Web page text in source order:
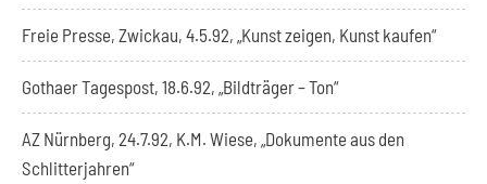
Freie Presse, Zwickau, 4.5.92, „Kunst zeigen, Kunst kaufen“
Gothaer Tagespost, 18.6.92, „Bildträger – Ton“
AZ Nürnberg, 24.7.92, K.M. Wiese, „Dokumente aus den
Schlitterjahren“